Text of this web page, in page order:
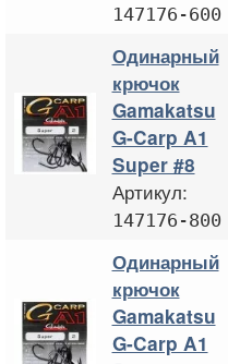
147176-600
Одинарный
крючок
Gamakatsu
G-Carp A1
Super #8
Артикул:
147176-800
Одинарный
крючок
Gamakatsu
G-Carp A1